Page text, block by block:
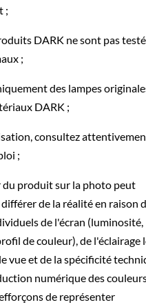
;
DARK ne sont pas
;
des lampes
DARK ;
consultez
;
du produit sur la photo peut
de la réalité en raison
de l'écran (luminosité,
de couleur), de l'éclairage
vue et de la spécificité
numérique des
de représenter